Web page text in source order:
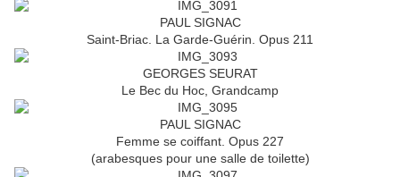
PAUL SIGNAC
Saint-Briac. La Garde-Guérin. Opus 211
GEORGES SEURAT
Le Bec du Hoc, Grandcamp
PAUL SIGNAC
Femme se coiffant. Opus 227
(arabesques pour une salle de toilette)